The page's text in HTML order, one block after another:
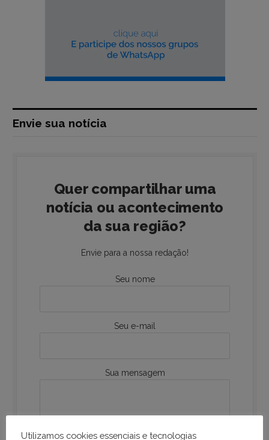
Envie sua notícia
Quer compartilhar uma
notícia ou acontecimento
da sua região?
Envie para a nossa redação!
Seu nome
Seu e-mail
Sua mensagem
Utilizamos cookies essenciais e tecnologias